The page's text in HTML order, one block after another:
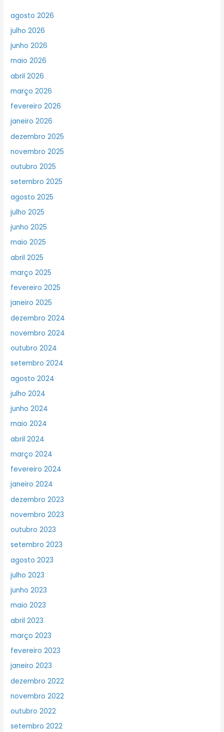
agosto 2026
julho 2026
junho 2026
maio 2026
abril 2026
março 2026
fevereiro 2026
janeiro 2026
dezembro 2025
novembro 2025
outubro 2025
setembro 2025
agosto 2025
julho 2025
junho 2025
maio 2025
abril 2025
março 2025
fevereiro 2025
janeiro 2025
dezembro 2024
novembro 2024
outubro 2024
setembro 2024
agosto 2024
julho 2024
junho 2024
maio 2024
abril 2024
março 2024
fevereiro 2024
janeiro 2024
dezembro 2023
novembro 2023
outubro 2023
setembro 2023
agosto 2023
julho 2023
junho 2023
maio 2023
abril 2023
março 2023
fevereiro 2023
janeiro 2023
dezembro 2022
novembro 2022
outubro 2022
setembro 2022